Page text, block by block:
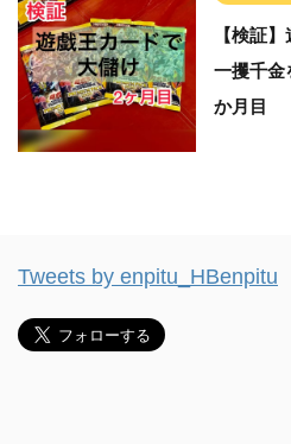
【検証
一攫千金
か月目
Tweets by enpitu_HBenpitu